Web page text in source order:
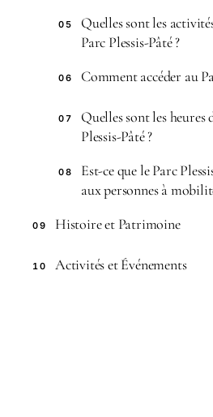
05
Quelles sont les
Parc Plessis-Pâté ?
06 Comment accéder au
07
Quelles sont les heures
Plessis-Pâté ?
08
Est-ce que le Parc
aux personnes à
09 Histoire et Patrimoine
10 Activités et Événements